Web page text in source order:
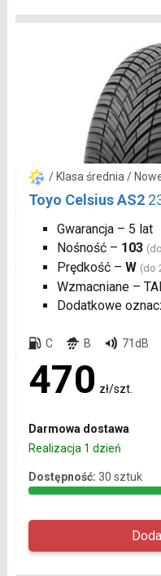
/ Klasa średnia /
Toyo Celsius AS2
Gwarancja – 5 lat
Nośność – 103
Prędkość – W (do
Wzmacniane –
Dodatkowe
C B 71dB
470 zł/szt.
Darmowa dostawa
Realizacja 1 dzień
Dostępność: 30 sztuk